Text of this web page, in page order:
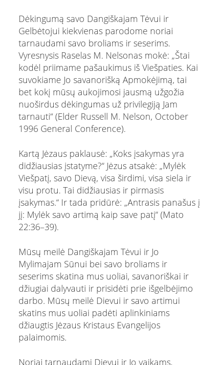
Dėkingumą savo Dangiškajam Tėvui ir
Gelbėtojui kiekvienas parodome noriai
tarnaudami savo broliams ir seserims.
Vyresnysis Raselas M. Nelsonas mokė: „Štai
kodėl priimame pašaukimus iš Viešpaties. Kai
suvokiame Jo savanorišką Apmokėjimą, tai
bet kokį mūsų aukojimosi jausmą užgožia
nuoširdus dėkingumas už privilegiją Jam
tarnauti“ (Elder Russell M. Nelson, October
1996 General Conference).
Kartą Jėzaus paklausė: „Koks įsakymas yra
didžiausias įstatyme?“ Jėzus atsakė: „Mylėk
Viešpatį, savo Dievą, visa širdimi, visa siela ir
visu protu. Tai didžiausias ir pirmasis
įsakymas.“ Ir tada pridūrė: „Antrasis panašus į
jį: Mylėk savo artimą kaip save patį“ (Mato
22:36–39).
Mūsų meilė Dangiškajam Tėvui ir Jo
Mylimajam Sūnui bei savo broliams ir
seserims skatina mus uoliai, savanoriškai ir
džiugiai dalyvauti ir prisidėti prie išgelbėjimo
darbo. Mūsų meilė Dievui ir savo artimui
skatins mus uoliai padėti aplinkiniams
džiaugtis Jėzaus Kristaus Evangelijos
palaimomis.
Noriai tarnaudami Dievui ir Jo vaikams,